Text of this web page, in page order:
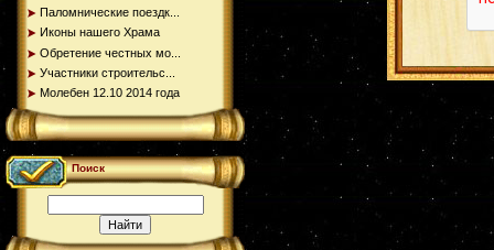
Паломнические поездк...
Иконы нашего Храма
Обретение честных мо...
Участники строительс...
Молебен 12.10 2014 года
Поиск